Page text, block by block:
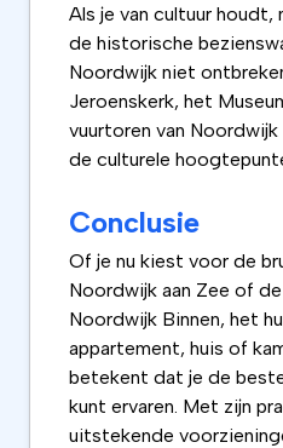
Als je van cultuur houdt,
de historische
Noordwijk niet
Jeroenskerk, het
vuurtoren van
de culturele
Conclusie
Of je nu kiest voor de
Noordwijk aan Zee of
Noordwijk Binnen, het
appartement, huis of
betekent dat je de
kunt ervaren. Met zijn
uitstekende